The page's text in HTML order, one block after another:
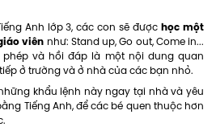
Anh lớp 3, các con sẽ đượchọc một
viên như: Stand up, Go out, Come in...
phép và hồi đáp là một nội dung quan
ở trường và ở nhà của các bạn nhỏ.
khẩu lệnh này ngay tại nhà và yêu
Tiếng Anh, để các bé quen thuộc hơn